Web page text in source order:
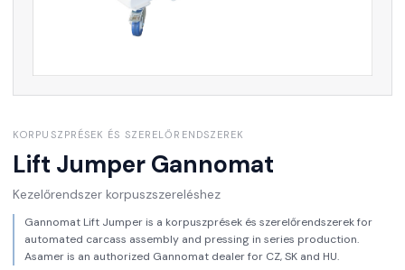
KORPUSZPRÉSEK ÉS SZERELŐRENDSZEREK
Lift Jumper Gannomat
Kezelőrendszer korpuszszereléshez
Gannomat Lift Jumper is a korpuszprések és szerelőrendszerek for
automated carcass assembly and pressing in series production.
Asamer is an authorized Gannomat dealer for CZ, SK and HU.